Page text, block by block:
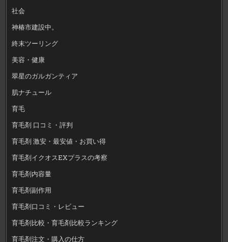
社会
神椿市建設中。
終末ツーリング
美容・健康
翠星のガルガンティア
肌ナチュール
育毛
育毛剤 口コミ・評判
育毛剤 激安・最安値・お買い得
育毛剤イクオスEXプラスの考察
育毛剤内容量
育毛剤副作用
育毛剤口コミ・レビュー
育毛剤比較・育毛剤比較ランキング
育毛剤注文・購入の仕方